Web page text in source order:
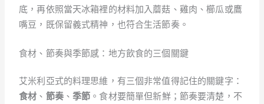
底，再依照當天冰箱裡的材料加入蘑菇、雞肉、櫛瓜或鷹
嘴豆，既保留義式精神，也符合生活節奏。
食材、節奏與季節感：地方飲食的三個關鍵
艾米利亞式的料理思維，有三個非常值得記住的關鍵字：
食材 、 節奏、季節 。食材要簡單但新鮮；節奏要清楚，不